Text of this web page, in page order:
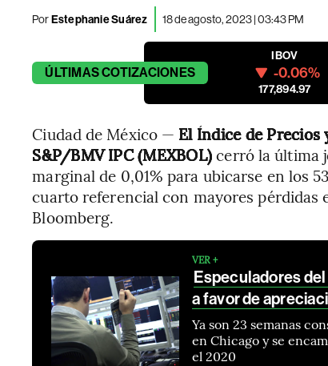
PorEstephanie Suárez 18 de agosto, 2023 | 03:43 PM
ÚLTIMASCOTIZACIONES
IBOV
-0.06%
177,894.97
Ciudad de México — El Índice de Precios
S&P/BMV IPC (MEXBOL)cerró la última
marginal de 0,01% para ubicarse en los
cuarto referencial con mayores pérdidas
Bloomberg.
VER +
Especuladores
a favor de
Ya son 23 semanas
en Chicago y se
el 2020